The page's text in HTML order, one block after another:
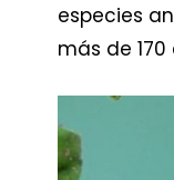
especies
más de